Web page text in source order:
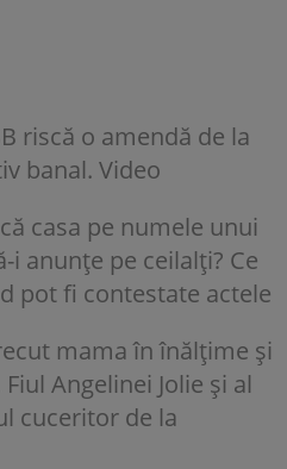
riscă o amendă de la
banal. Video
casa pe numele unui
i anunțe pe ceilalți? Ce
pot fi contestate actele
mama în înălțime și
Angelinei Jolie și al
cuceritor de la